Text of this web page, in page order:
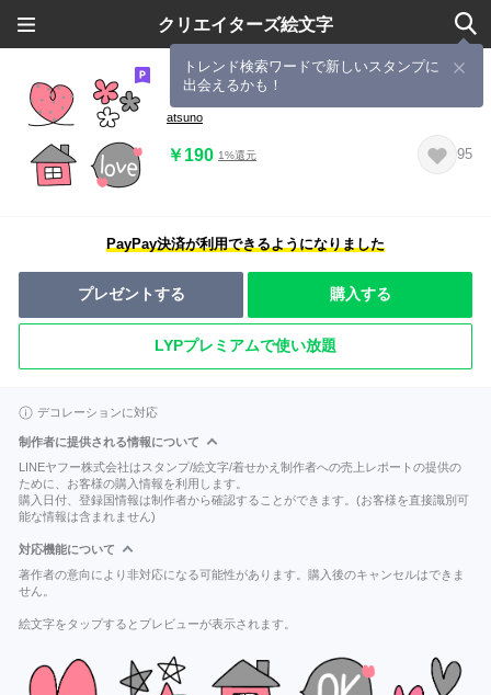
クリエイターズ絵文字
トレンド検索ワードで新しいスタンプに
出会えるかも！
ピンク×グレー×ホワイト絵文字2
atsuno
￥190 1%還元 95
PayPay決済が利用できるようになりました
プレゼントする 購入する
LYPプレミアムで使い放題
デコレーションに対応
制作者に提供される情報について
LINEヤフー株式会社はスタンプ/絵文字/着せかえ制作者への売上レポートの提供の
ために、お客様の購入情報を利用します。
購入日付、登録国情報は制作者から確認することができます。(お客様を直接識別可
能な情報は含まれません)
対応機能について
著作者の意向により非対応になる可能性があります。購入後のキャンセルはできま
せん。
絵文字をタップするとプレビューが表示されます。